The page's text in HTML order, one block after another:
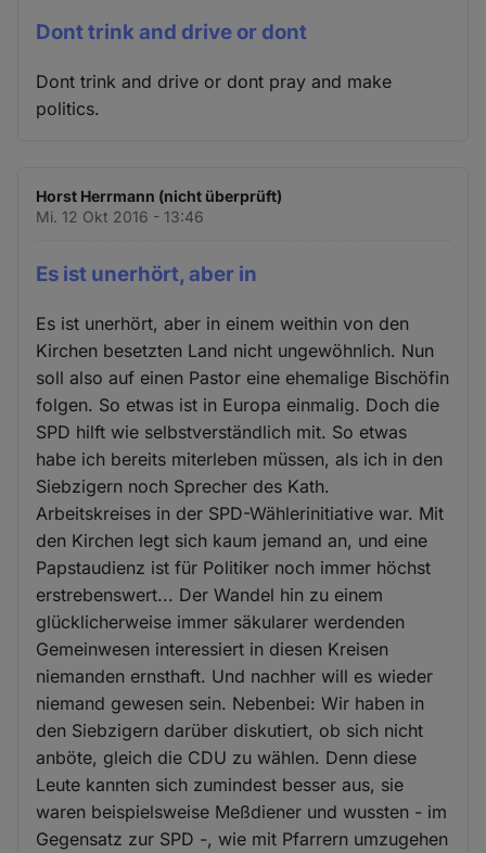
Dont trink and drive or dont
Dont trink and drive or dont pray and make
politics.
Horst Herrmann (nicht überprüft)
Mi. 12 Okt 2016 - 13:46
Es ist unerhört, aber in
Es ist unerhört, aber in einem weithin von den
Kirchen besetzten Land nicht ungewöhnlich. Nun
soll also auf einen Pastor eine ehemalige Bischöfin
folgen. So etwas ist in Europa einmalig. Doch die
SPD hilft wie selbstverständlich mit. So etwas
habe ich bereits miterleben müssen, als ich in den
Siebzigern noch Sprecher des Kath.
Arbeitskreises in der SPD-Wählerinitiative war. Mit
den Kirchen legt sich kaum jemand an, und eine
Papstaudienz ist für Politiker noch immer höchst
erstrebenswert... Der Wandel hin zu einem
glücklicherweise immer säkularer werdenden
Gemeinwesen interessiert in diesen Kreisen
niemanden ernsthaft. Und nachher will es wieder
niemand gewesen sein. Nebenbei: Wir haben in
den Siebzigern darüber diskutiert, ob sich nicht
anböte, gleich die CDU zu wählen. Denn diese
Leute kannten sich zumindest besser aus, sie
waren beispielsweise Meßdiener und wussten - im
Gegensatz zur SPD -, wie mit Pfarrern umzugehen